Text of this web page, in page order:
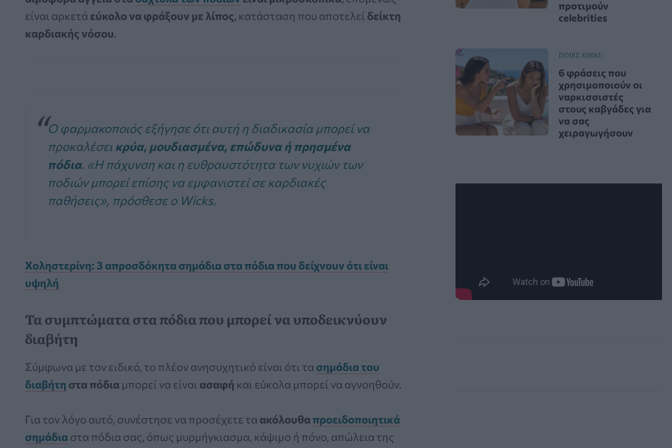
είναι αρκετά εύκολο να φράξουν με λίπος, κατάσταση που αποτελεί δείκτη
καρδιακήςνόσου.
Ο φαρμακοποιός εξήγησε ότι αυτή η διαδικασία μπορεί να
προκαλέσει κρύα, μουδιασμένα, επώδυνα ή πρησμένα
πόδια. «Η πάχυνση και η ευθραυστότητα των νυχιών των
ποδιών μπορεί επίσης να εμφανιστεί σε καρδιακές
παθήσεις», πρόσθεσε ο Wicks.
Χοληστερίνη: 3 απροσδόκητα σημάδια στα πόδια που δείχνουν ότι είναι
υψηλή
Τα συμπτώματα στα πόδια που μπορεί να υποδεικνύουν
διαβήτη
Σύμφωνα με τον ειδικό, το πλέον ανησυχητικό είναι ότι τα σημάδια του
διαβήτη στα πόδια μπορεί να είναι ασαφή και εύκολα μπορεί να αγνοηθούν.
Για τον λόγο αυτό, συνέστησε να προσέχετε τα ακόλουθαπροειδοποιητικά
σημάδια στα πόδια σας, όπως μυρμήγκιασμα, κάψιμο ή πόνο, απώλεια της
προτιμούν
celebrities
ΠΟΙΕΣ ΕΙΝΑΙ;
6 φράσεις που
χρησιμοποιούν οι
ναρκισσιστές
στους καβγάδες για
να σας
χειραγωγήσουν